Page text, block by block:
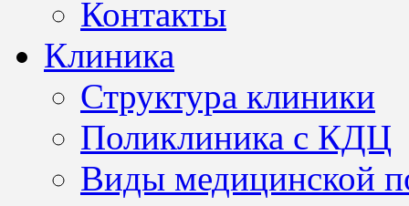
Контакты
Клиника
Структура клиники
Поликлиника с КДЦ
Виды медицинской